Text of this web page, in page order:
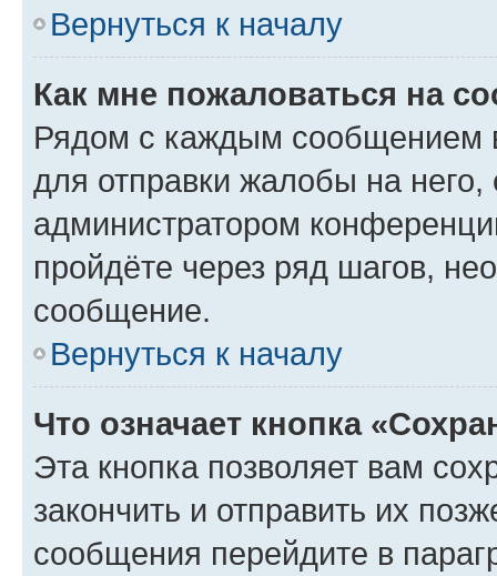
Вернуться к началу
Как мне пожаловаться на
Рядом с каждым сообщением
для отправки жалобы на
администратором
пройдёте через ряд шагов,
сообщение.
Вернуться к началу
Что означает кнопка
Эта кнопка позволяет вам
закончить и отправить их
сообщения перейдите в